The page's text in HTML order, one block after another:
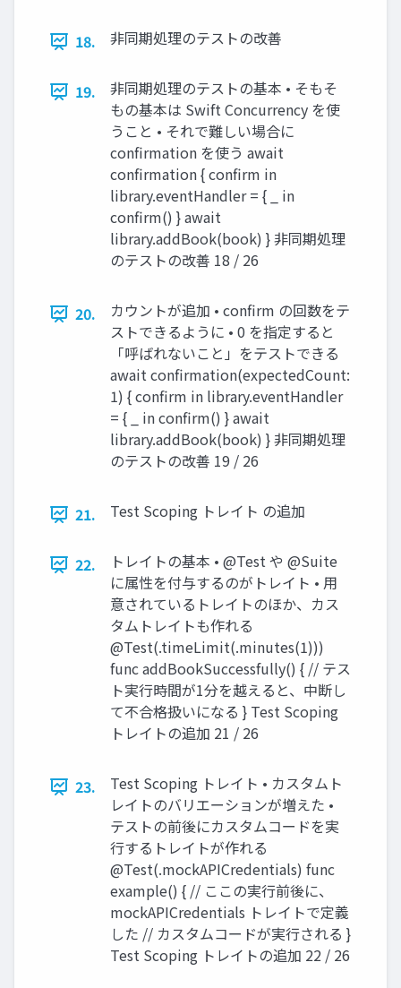
18. 非同期処理のテストの改善
19.
非同期処理のテストの基本 • そもそ
もの基本は Swift Concurrency を使
うこと • それで難しい場合に
confirmation を使う await
confirmation { confirm in
library.eventHandler = { _ in
confirm() } await
library.addBook(book) } 非同期処理
のテストの改善 18 / 26
20.
カウントが追加 • confirm の回数をテ
ストできるように • 0 を指定すると
「呼ばれないこと」をテストできる
await confirmation(expectedCount:
1) { confirm in library.eventHandler
= { _ in confirm() } await
library.addBook(book) } 非同期処理
のテストの改善 19 / 26
21. Test Scoping トレイト の追加
22.
トレイトの基本 • @Test や @Suite
に属性を付与するのがトレイト • 用
意されているトレイトのほか、カス
タムトレイトも作れる
@Test(.timeLimit(.minutes(1)))
func addBookSuccessfully() { // テス
ト実行時間が1分を越えると、中断し
て不合格扱いになる } Test Scoping
トレイトの追加 21 / 26
23.
Test Scoping トレイト • カスタムト
レイトのバリエーションが増えた •
テストの前後にカスタムコードを実
行するトレイトが作れる
@Test(.mockAPICredentials) func
example() { // ここの実行前後に、
mockAPICredentials トレイトで定義
した // カスタムコードが実行される }
Test Scoping トレイトの追加 22 / 26